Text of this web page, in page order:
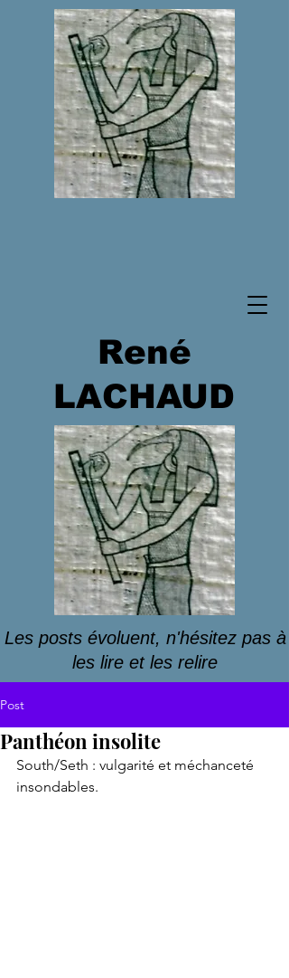
René
LACHAUD
Les posts évoluent, n'hésitez pas à
les lire et les relire
Post
Panthéon insolite
South/Seth : vulgarité et méchanceté
insondables.